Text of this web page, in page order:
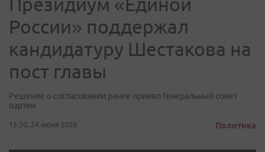
России» поддержал
кандидатуру Шестакова на
пост главы
Решение о согласовании ранее принял Генеральный совет
партии
15:20, 24 июня 2026 Политика